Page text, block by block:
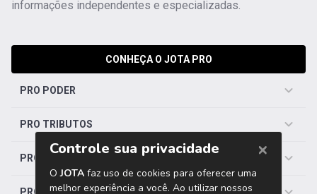
informações independentes e especializadas.
CONHEÇA O JOTA PRO
PRO PODER
PRO TRIBUTOS
PRO TRABALHISTA